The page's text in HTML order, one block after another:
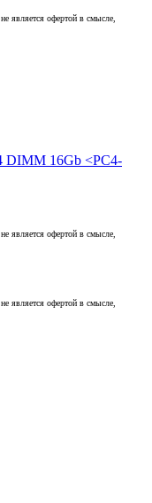
является офертой в смысле,
DIMM 16Gb <PC4-
является офертой в смысле,
является офертой в смысле,